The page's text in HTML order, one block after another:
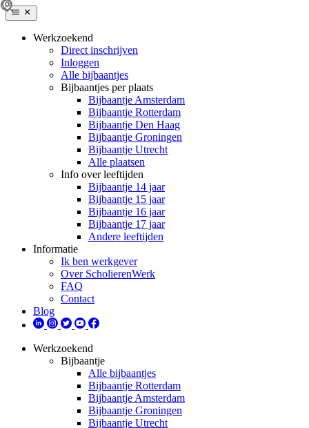
Werkzoekend
Direct inschrijven
Inloggen
Alle bijbaantjes
Bijbaantjes per plaats
Bijbaantje Amsterdam
Bijbaantje Rotterdam
Bijbaantje Den Haag
Bijbaantje Groningen
Bijbaantje Utrecht
Alle plaatsen
Info over leeftijden
Bijbaantje 14 jaar
Bijbaantje 15 jaar
Bijbaantje 16 jaar
Bijbaantje 17 jaar
Andere leeftijden
Informatie
Ik ben werkgever
Over ScholierenWerk
FAQ
Contact
Blog
Werkzoekend
Bijbaantje
Alle bijbaantjes
Bijbaantje Rotterdam
Bijbaantje Amsterdam
Bijbaantje Groningen
Bijbaantje Utrecht